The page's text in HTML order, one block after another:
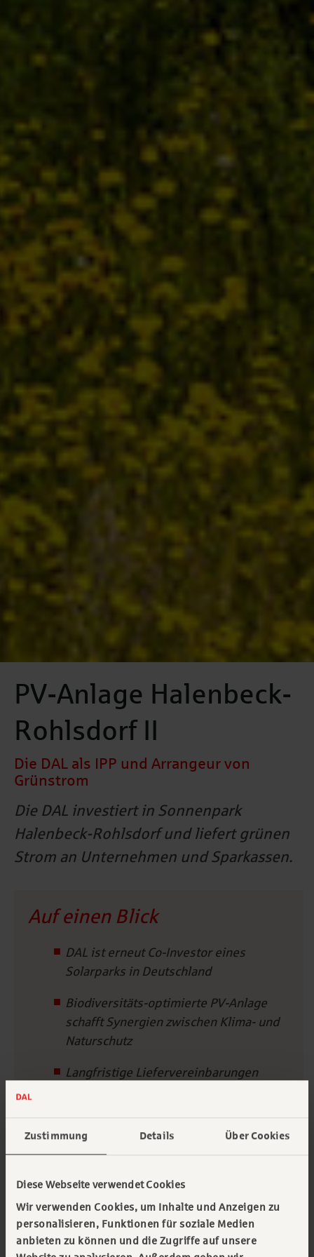
Zustimmung Details Über Cookies
Diese Webseite verwendet Cookies
Wir verwenden Cookies, um Inhalte und Anzeigen zu
personalisieren, Funktionen für soziale Medien
anbieten zu können und die Zugriffe auf unsere
PV-Anlage Halenbeck-
Rohlsdorf II
Die DAL als IPP und Arrangeur von
Grünstrom
Die DAL investiert in Sonnenpark
Halenbeck-Rohlsdorf und liefert grünen
Strom an Unternehmen und Sparkassen.
Auf einen Blick
DAL ist erneut Co-Investor eines
Solarparks in Deutschland
Biodiversitäts-optimierte PV-Anlage
schafft Synergien zwischen Klima- und
Naturschutz
Langfristige Liefervereinbarungen
Inbetriebnahme in 2026
27.11.2025